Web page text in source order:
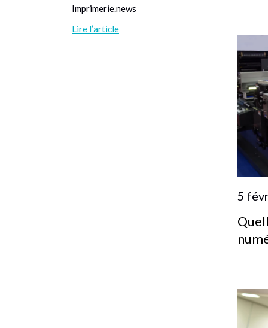
Imprimerie.news
Lire l’article
5